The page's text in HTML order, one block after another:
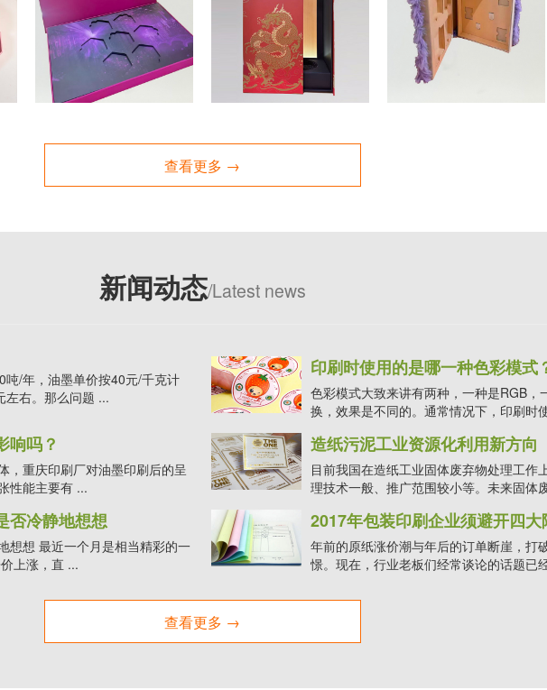
查看更多 →
新闻动态/Latest news
/年，油墨单价按40元/千克计
左右。那么问题 ...
印刷时使用的是哪一种色彩模式
色彩模式大致来讲有两种，一种是RGB，
换，效果是不同的。通常情况下，印刷时
响吗？
，重庆印刷厂对油墨印刷后的呈
性能主要有 ...
造纸污泥工业资源化利用新方向
目前我国在造纸工业固体废弃物处理工作
理技术一般、推广范围较小等。未来固体
否冷静地想想
想想 最近一个月是相当精彩的一
上涨，直 ...
2017年包装印刷企业须避开四大
年前的原纸涨价潮与年后的订单断崖，打
憬。现在，行业老板们经常谈论的话题已
查看更多 →